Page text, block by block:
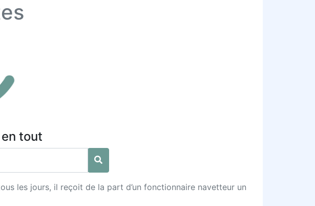
tout
les jours, il reçoit de la part d’un fonctionnaire navetteur un